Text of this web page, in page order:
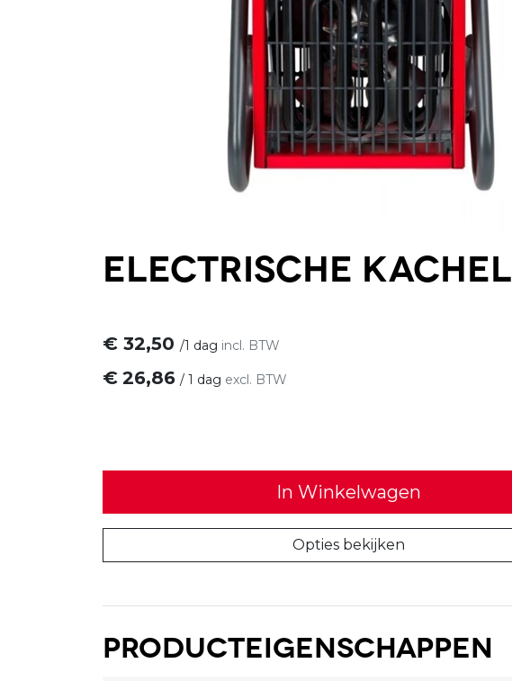
Electrische Kachel
€ 32,50 /1 dag incl. BTW
€ 26,86 / 1 dag excl. BTW
In Winkelwagen
Opties bekijken
Producteigenschappen